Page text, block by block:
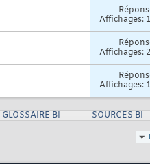
Affichages:
Affichages:
Affichages:
GLOSSAIRE BI SOURCES BI